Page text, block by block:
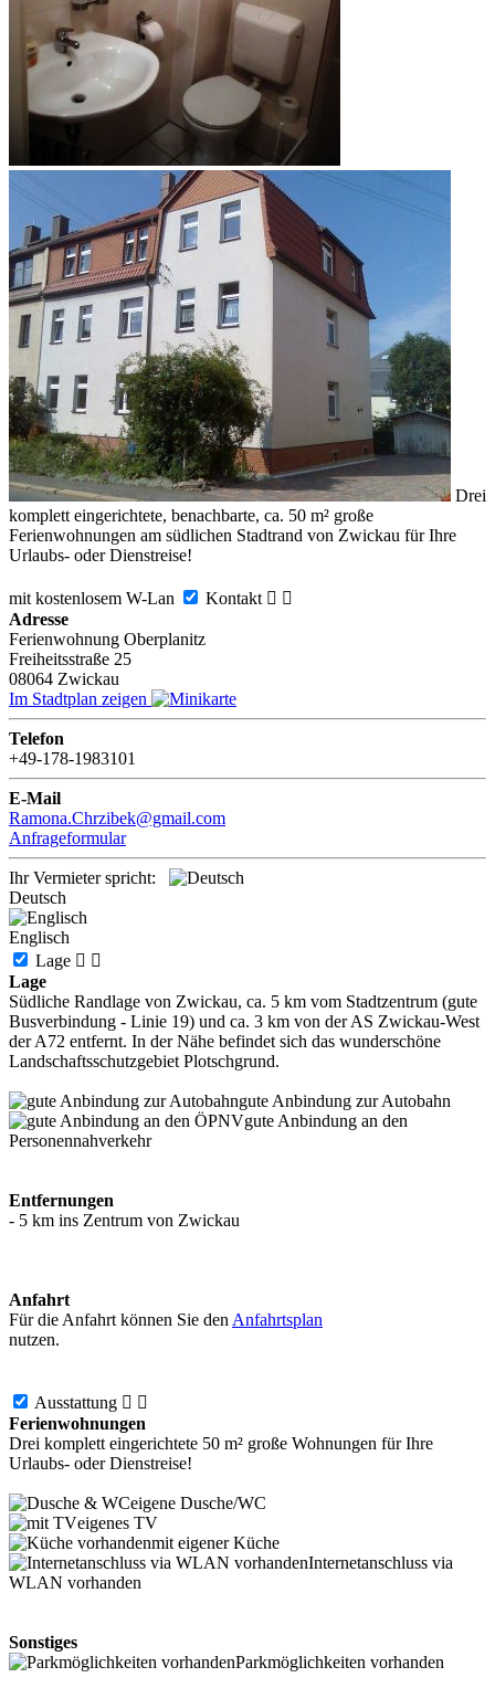
Drei
komplett eingerichtete, benachbarte, ca. 50 m² große
Ferienwohnungen am südlichen Stadtrand von Zwickau für Ihre
Urlaubs- oder Dienstreise!
mit kostenlosem W-Lan Kontakt  
Adresse
Ferienwohnung Oberplanitz
Freiheitsstraße 25
08064 Zwickau
Im Stadtplan zeigen
Telefon
+49-178-1983101
E-Mail
Ramona.Chrzibek@gmail.com
Anfrageformular
Ihr Vermieter spricht:
Deutsch
Englisch
Lage  
Lage
Südliche Randlage von Zwickau, ca. 5 km vom Stadtzentrum (gute
Busverbindung - Linie 19) und ca. 3 km von der AS Zwickau-West
der A72 entfernt. In der Nähe befindet sich das wunderschöne
Landschaftsschutzgebiet Plotschgrund.
gute Anbindung zur Autobahn
gute Anbindung an den
Personennahverkehr
Entfernungen
- 5 km ins Zentrum von Zwickau
Anfahrt
Für die Anfahrt können Sie den Anfahrtsplan
nutzen.
Ausstattung  
Ferienwohnungen
Drei komplett eingerichtete 50 m² große Wohnungen für Ihre
Urlaubs- oder Dienstreise!
eigene Dusche/WC
eigenes TV
mit eigener Küche
Internetanschluss via
WLAN vorhanden
Sonstiges
Parkmöglichkeiten vorhanden